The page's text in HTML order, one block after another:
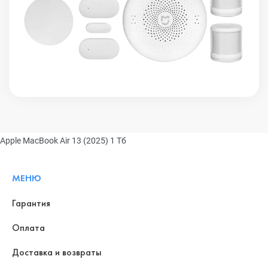
Apple MacBook Air 13 (2025) 1 Тб
МЕНЮ
Гарантия
Оплата
Доставка и возвраты